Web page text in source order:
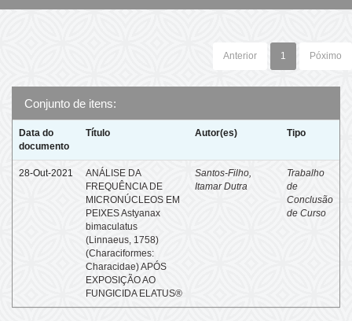
Anterior 1 Póximo
Conjunto de itens:
Data do
documento
Título Autor(es) Tipo
28-Out-2021
ANÁLISE DA
FREQUÊNCIA DE
MICRONÚCLEOS EM
PEIXES Astyanax
bimaculatus
(Linnaeus, 1758)
(Characiformes:
Characidae) APÓS
EXPOSIÇÃO AO
FUNGICIDA ELATUS®
Santos-Filho,
Itamar Dutra
Trabalho
de
Conclusão
de Curso